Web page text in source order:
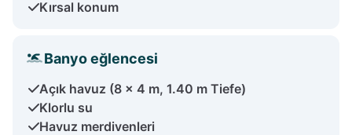
Kırsal konum
Banyo eğlencesi
Açık havuz (8 x 4 m, 1.40 m Tiefe)
Klorlu su
Havuz merdivenleri